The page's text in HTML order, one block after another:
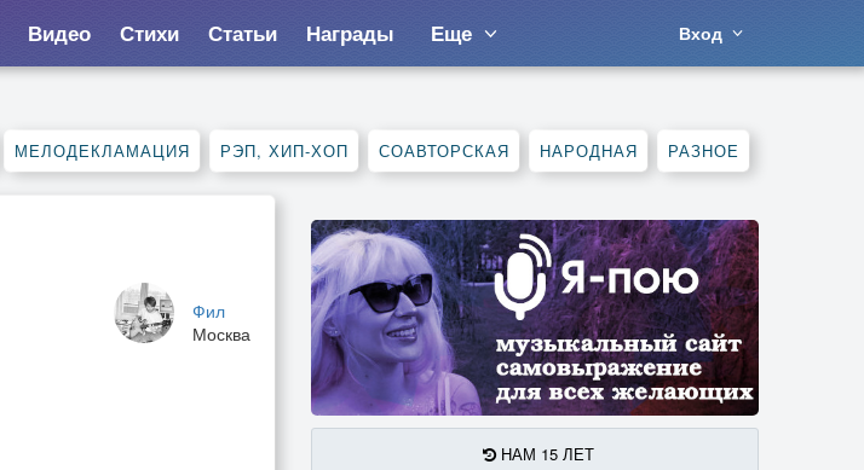
Видео Стихи Статьи Награды Еще Вход
МЕЛОДЕКЛАМАЦИЯ РЭП, ХИП-ХОП СОАВТОРСКАЯ НАРОДНАЯ РАЗНОЕ
Фил
Москва
НАМ 15 ЛЕТ